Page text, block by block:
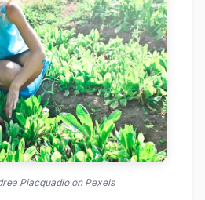
Piacquadio on Pexels